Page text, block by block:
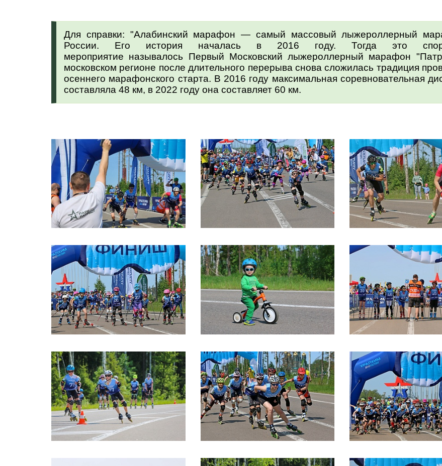
Для справки: "Алабинский марафон — самый массовый лыжероллерный
России. Его история началась в 2016 году. Тогда это
мероприятие называлось Первый Московский лыжероллерный марафон
московском регионе после длительного перерыва снова сложилась традиция
осеннего марафонского старта. В 2016 году максимальная соревновательная
составляла 48 км, в 2022 году она составляет 60 км.